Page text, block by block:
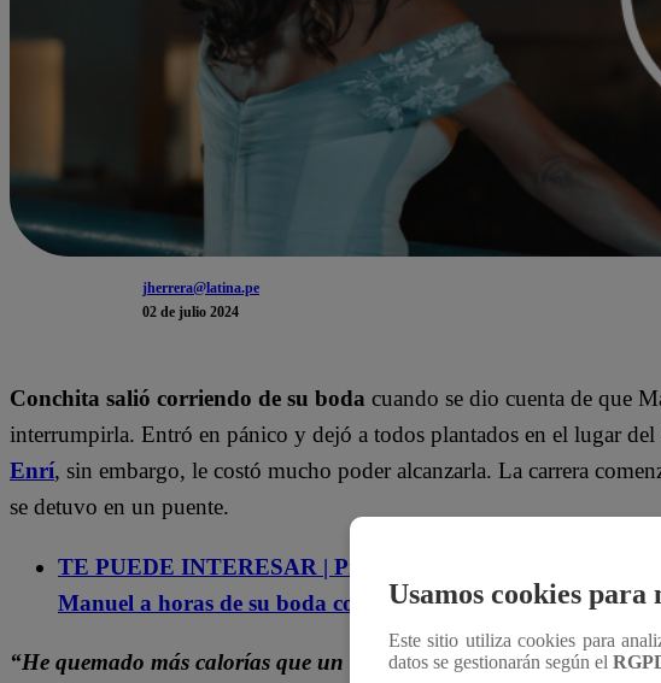
jherrera@latina.pe
02 de julio 2024
Conchita salió corriendo de su boda cuando se dio cuenta de que
interrumpirla. Entró en pánico y dejó a todos plantados en el lugar del
Enrí, sin embargo, le costó mucho poder alcanzarla. La carrera
se detuvo en un puente.
TE PUEDE INTERESAR | Pituca Sin Lucas Capítulo 41:
Manuel a horas de su boda con Goyo
“He quemado más calorías que un sauna. No te vayas a lanzar, no
Usamos cookies
Este sitio utiliza cookies para
datos se gestionarán según el